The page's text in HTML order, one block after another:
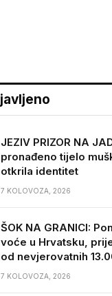
JEZIV PRIZOR NA
pronađeno tijelo
otkrila identitet
7 KOLOVOZA, 2026
ŠOK NA GRANICI:
voće u Hrvatsku,
od nevjerovatnih
7 KOLOVOZA, 2026